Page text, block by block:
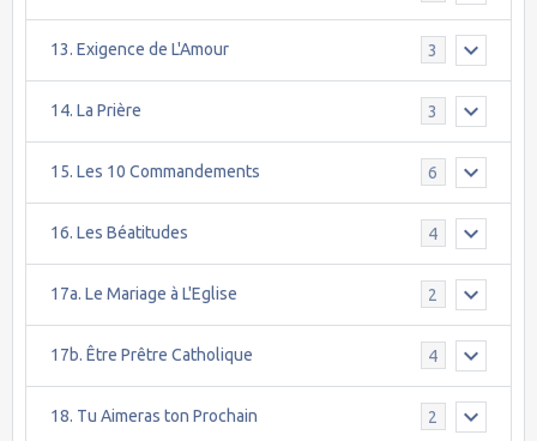
13. Exigence de L'Amour 3
14. La Prière 3
15. Les 10 Commandements 6
16. Les Béatitudes 4
17a. Le Mariage à L'Eglise 2
17b. Être Prêtre Catholique 4
18. Tu Aimeras ton Prochain 2